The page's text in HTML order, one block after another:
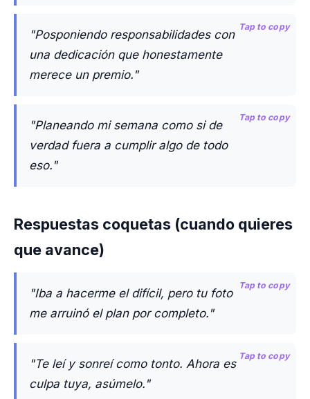
"Posponiendo responsabilidades con
una dedicación que honestamente
merece un premio."
Tap to copy
"Planeando mi semana como si de
verdad fuera a cumplir algo de todo
eso."
Tap to copy
Respuestas coquetas (cuando quieres
que avance)
"Iba a hacerme el difícil, pero tu foto
me arruinó el plan por completo."
Tap to copy
"Te leí y sonreí como tonto. Ahora es
culpa tuya, asúmelo."
Tap to copy